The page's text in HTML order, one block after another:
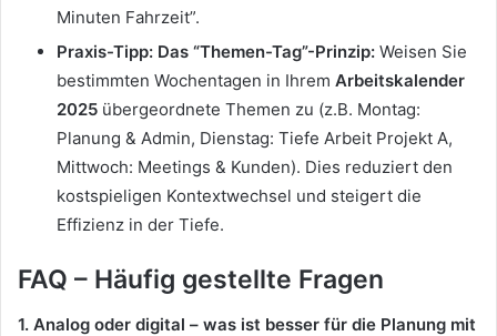
Minuten Fahrzeit”.
Praxis-Tipp: Das “Themen-Tag”-Prinzip: Weisen Sie
bestimmten Wochentagen in Ihrem Arbeitskalender
2025 übergeordnete Themen zu (z.B. Montag:
Planung & Admin, Dienstag: Tiefe Arbeit Projekt A,
Mittwoch: Meetings & Kunden). Dies reduziert den
kostspieligen Kontextwechsel und steigert die
Effizienz in der Tiefe.
FAQ – Häufig gestellte Fragen
1. Analog oder digital – was ist besser für die Planung mit